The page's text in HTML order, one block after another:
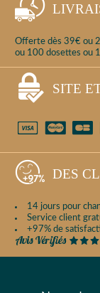
Offerte dès 39€ ou
ou 100 dosettes ou
SITE
DES
14 jours pour
Service client
+97% de